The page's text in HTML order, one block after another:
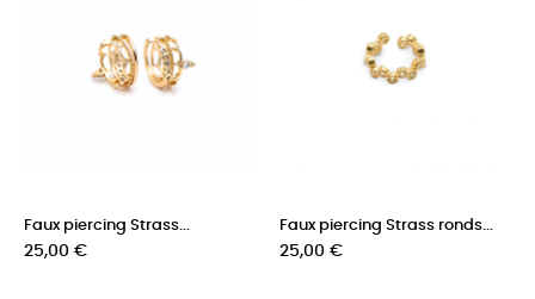
Faux piercing Strass...
Prix
25,00 €
Faux piercing Strass ronds...
Prix
25,00 €